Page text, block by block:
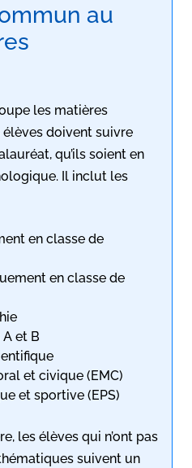
au
les matières
doivent suivre
qu’ils soient en
Il inclut les
en classe de
en classe de
et B
et civique (EMC)
et sportive (EPS)
les élèves qui n’ont pas
suivent un